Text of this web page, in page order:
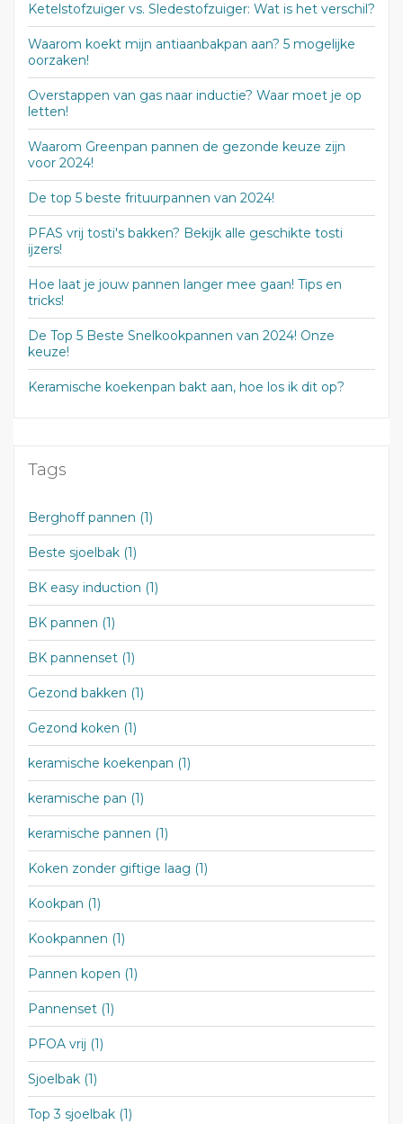
Ketelstofzuiger vs. Sledestofzuiger: Wat is het verschil?
Waarom koekt mijn antiaanbakpan aan? 5 mogelijke
oorzaken!
Overstappen van gas naar inductie? Waar moet je op
letten!
Waarom Greenpan pannen de gezonde keuze zijn
voor 2024!
De top 5 beste frituurpannen van 2024!
PFAS vrij tosti's bakken? Bekijk alle geschikte tosti
ijzers!
Hoe laat je jouw pannen langer mee gaan! Tips en
tricks!
De Top 5 Beste Snelkookpannen van 2024! Onze
keuze!
Keramische koekenpan bakt aan, hoe los ik dit op?
Tags
Berghoff pannen (1)
Beste sjoelbak (1)
BK easy induction (1)
BK pannen (1)
BK pannenset (1)
Gezond bakken (1)
Gezond koken (1)
keramische koekenpan (1)
keramische pan (1)
keramische pannen (1)
Koken zonder giftige laag (1)
Kookpan (1)
Kookpannen (1)
Pannen kopen (1)
Pannenset (1)
PFOA vrij (1)
Sjoelbak (1)
Top 3 sjoelbak (1)